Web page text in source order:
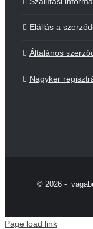
Elállás a
Általános
Nagyker
© 2026 -
Page load link